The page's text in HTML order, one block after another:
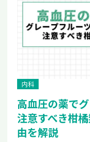
内科
高血圧の薬で
注意すべき柑
由を解説